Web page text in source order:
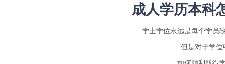
成人学历本科
学士学位永远是每个学员
但是对于学